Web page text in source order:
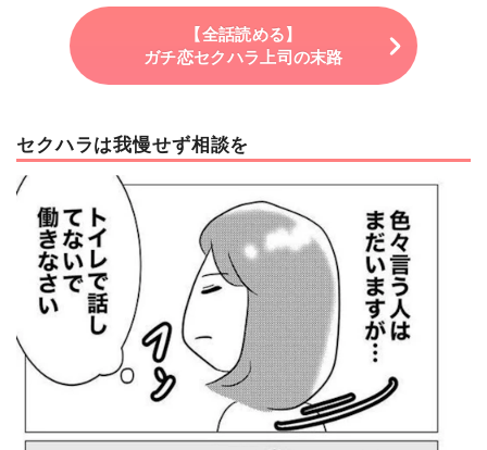
【全話読める】
ガチ恋セクハラ上司の末路
セクハラは我慢せず相談を